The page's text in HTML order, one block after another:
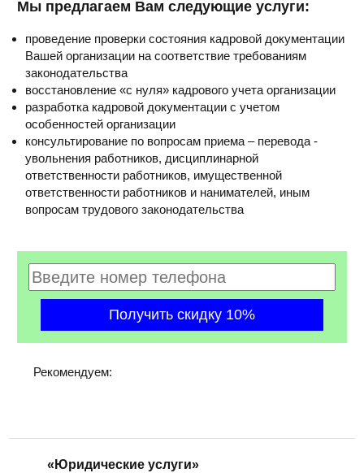
Мы предлагаем Вам следующие услуги:
проведение проверки состояния кадровой документации
Вашей организации на соответствие требованиям
законодательства
восстановление «с нуля» кадрового учета организации
разработка кадровой документации с учетом
особенностей организации
консультирование по вопросам приема – перевода -
увольнения работников, дисциплинарной
ответственности работников, имущественной
ответственности работников и нанимателей, иным
вопросам трудового законодательства
Рекомендуем:
«Юридические услуги»